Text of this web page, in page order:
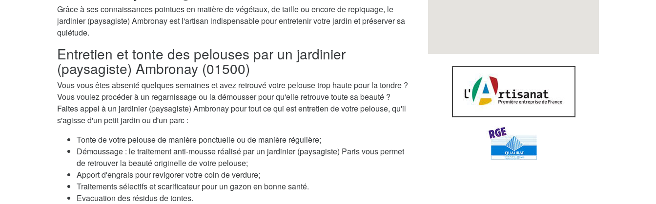
Grâce à ses connaissances pointues en matière de végétaux, de taille ou encore de repiquage, le
jardinier (paysagiste) Ambronay est l'artisan indispensable pour entretenir votre jardin et préserver sa
quiétude.
Entretien et tonte des pelouses par un jardinier
(paysagiste) Ambronay (01500)
Vous vous êtes absenté quelques semaines et avez retrouvé votre pelouse trop haute pour la tondre ?
Vous voulez procéder à un regarnissage ou la démousser pour qu'elle retrouve toute sa beauté ?
Faites appel à un jardinier (paysagiste) Ambronay pour tout ce qui est entretien de votre pelouse, qu'il
s'agisse d'un petit jardin ou d'un parc :
Tonte de votre pelouse de manière ponctuelle ou de manière régulière;
Démoussage : le traitement anti-mousse réalisé par un jardinier (paysagiste) Paris vous permet
de retrouver la beauté originelle de votre pelouse;
Apport d'engrais pour revigorer votre coin de verdure;
Traitements sélectifs et scarificateur pour un gazon en bonne santé.
Evacuation des résidus de tontes.